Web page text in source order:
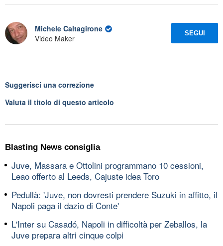
Michele Caltagirone
Video Maker
SEGUI
Suggerisci una correzione
Valuta il titolo di questo articolo
Blasting News consiglia
Juve, Massara e Ottolini programmano 10 cessioni,
Leao offerto al Leeds, Cajuste idea Toro
Pedullà: 'Juve, non dovresti prendere Suzuki in affitto, il
Napoli paga il dazio di Conte'
L'Inter su Casadó, Napoli in difficoltà per Zeballos, la
Juve prepara altri cinque colpi